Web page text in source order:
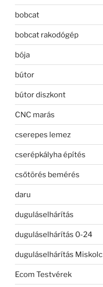
bobcat
bobcat rakodógép
bója
bútor
bútor diszkont
CNC marás
cserepes lemez
cserépkályha építés
csőtörés bemérés
daru
duguláselhárítás
duguláselhárítás 0-24
duguláselhárítás Miskolc
Ecom Testvérek